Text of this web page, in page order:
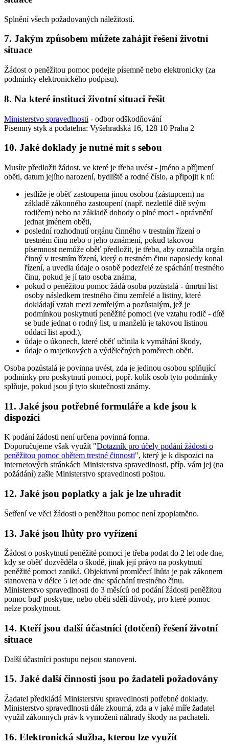
Splnění všech požadovaných náležitostí.
7. Jakým způsobem můžete zahájit řešení životní
situace
Žádost o peněžitou pomoc podejte písemně nebo elektronicky (za
podmínky elektronického podpisu).
8. Na které instituci životní situaci řešit
Ministerstvo spravedlnosti - odbor odškodňování
Písemný styk a podatelna: Vyšehradská 16, 128 10 Praha 2
10. Jaké doklady je nutné mít s sebou
Musíte předložit žádost, ve které je třeba uvést - jméno a příjmení
oběti, datum jejího narození, bydliště a rodné číslo, a připojit k ní:
jestliže je oběť zastoupena jinou osobou (zástupcem) na
základě zákonného zastoupení (např. nezletilé dítě svým
rodičem) nebo na základě dohody o plné moci - oprávnění
jednat jménem oběti,
poslední rozhodnutí orgánu činného v trestním řízení o
trestném činu nebo o jeho oznámení, pokud takovou
písemnost nemůže oběť předložit, je třeba, aby označila orgán
činný v trestním řízení, který o trestném činu naposledy konal
řízení, a uvedla údaje o osobě podezřelé ze spáchání trestného
činu, pokud je jí tato osoba známa,
pokud o peněžitou pomoc žádá osoba pozůstalá - úmrtní list
osoby následkem trestného činu zemřelé a listiny, které
dokládají vztah mezi zemřelým a pozůstalým, jež je
podmínkou poskytnutí peněžité pomoci (ve vztahu rodič - dítě
se bude jednat o rodný list, u manželů je takovou listinou
oddací list apod.),
údaje o úkonech, které oběť učinila k vymáhání škody,
údaje o majetkových a výdělečných poměrech oběti.
Osoba pozůstalá je povinna uvést, zda je jedinou osobou splňující
podmínky pro poskytnutí pomoci, popř. kolik osob tyto podmínky
splňuje, pokud jsou jí tyto skutečnosti známy.
11. Jaké jsou potřebné formuláře a kde jsou k
dispozici
K podání žádosti není určena povinná forma.
Doporučujeme však využít "Dotazník pro účely podání žádosti o
peněžitou pomoc obětem trestné činnosti", který je k dispozici na
internetových stránkách Ministerstva spravedlnosti, příp. vám jej (na
požádání) zašle Ministerstvo spravedlnosti poštou.
12. Jaké jsou poplatky a jak je lze uhradit
Šetření ve věci žádosti o peněžitou pomoc není zpoplatněno.
13. Jaké jsou lhůty pro vyřízení
Žádost o poskytnutí peněžité pomoci je třeba podat do 2 let ode dne,
kdy se oběť dozvěděla o škodě, jinak její právo na poskytnutí
peněžité pomoci zaniká. Objektivní promlčecí lhůta je pak zákonem
stanovena v délce 5 let ode dne spáchání trestného činu.
Ministerstvo spravedlnosti do 3 měsíců od podání žádosti peněžitou
pomoc buď poskytne, nebo oběti sdělí důvody, pro které pomoc
nelze poskytnout.
14. Kteří jsou další účastníci (dotčení) řešení životní
situace
Další účastníci postupu nejsou stanoveni.
15. Jaké další činnosti jsou po žadateli požadovány
Žadatel předkládá Ministerstvu spravedlnosti potřebné doklady.
Ministerstvo spravedlnosti dále zkoumá, zda a v jaké míře žadatel
využil zákonných práv k vymožení náhrady škody na pachateli.
16. Elektronická služba, kterou lze využít